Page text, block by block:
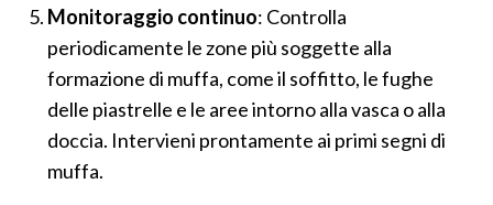
Monitoraggio continuo: Controlla
periodicamente le zone più soggette alla
formazione di muffa, come il soffitto, le fughe
delle piastrelle e le aree intorno alla vasca o alla
doccia. Intervieni prontamente ai primi segni di
muffa.